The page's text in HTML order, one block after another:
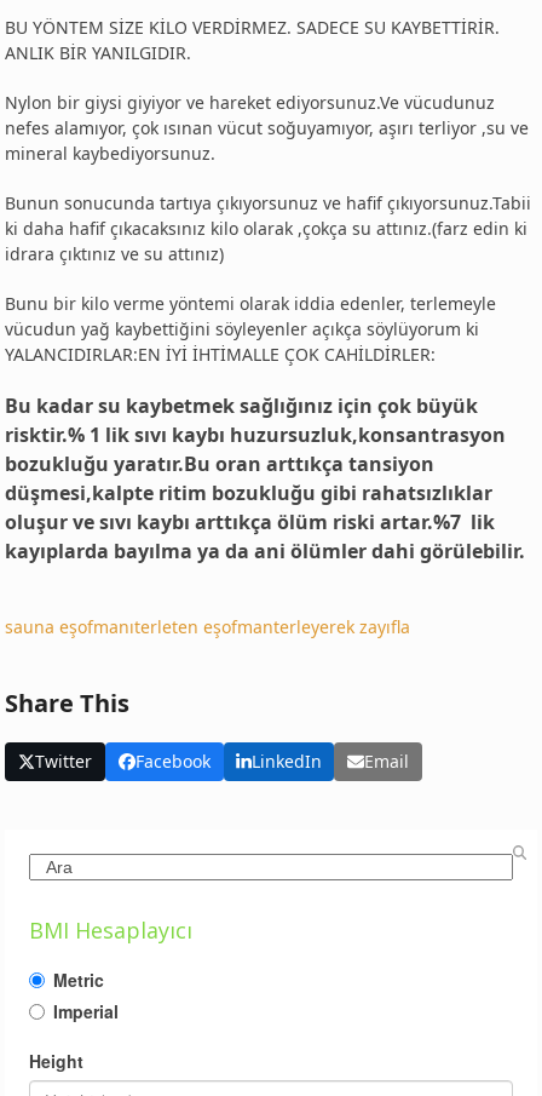
BU YÖNTEM SİZE KİLO VERDİRMEZ. SADECE SU KAYBETTİRİR.
ANLIK BİR YANILGIDIR.
Nylon bir giysi giyiyor ve hareket ediyorsunuz.Ve vücudunuz
nefes alamıyor, çok ısınan vücut soğuyamıyor, aşırı terliyor ,su ve
mineral kaybediyorsunuz.
Bunun sonucunda tartıya çıkıyorsunuz ve hafif çıkıyorsunuz.Tabii
ki daha hafif çıkacaksınız kilo olarak ,çokça su attınız.(farz edin ki
idrara çıktınız ve su attınız)
Bunu bir kilo verme yöntemi olarak iddia edenler, terlemeyle
vücudun yağ kaybettiğini söyleyenler açıkça söylüyorum ki
YALANCIDIRLAR:EN İYİ İHTİMALLE ÇOK CAHİLDİRLER:
Bu kadar su kaybetmek sağlığınız için çok büyük
risktir.% 1 lik sıvı kaybı huzursuzluk,konsantrasyon
bozukluğu yaratır.Bu oran arttıkça tansiyon
düşmesi,kalpte ritim bozukluğu gibi rahatsızlıklar
oluşur ve sıvı kaybı arttıkça ölüm riski artar.%7 lik
kayıplarda bayılma ya da ani ölümler dahi görülebilir.
sauna eşofmanıterleten eşofmanterleyerek zayıfla
Share This
Twitter Facebook LinkedIn Email
Search
BMI Hesaplayıcı
Metric
Imperial
Height